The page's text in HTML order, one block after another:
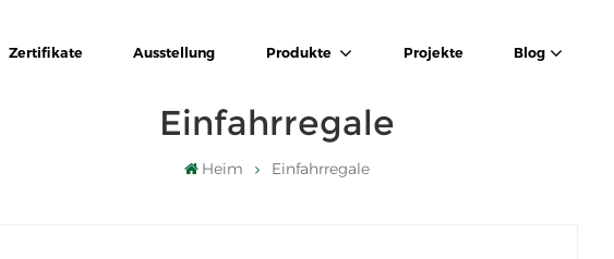
Zertifikate Ausstellung Produkte Projekte Blog
Einfahrregale
Heim Einfahrregale